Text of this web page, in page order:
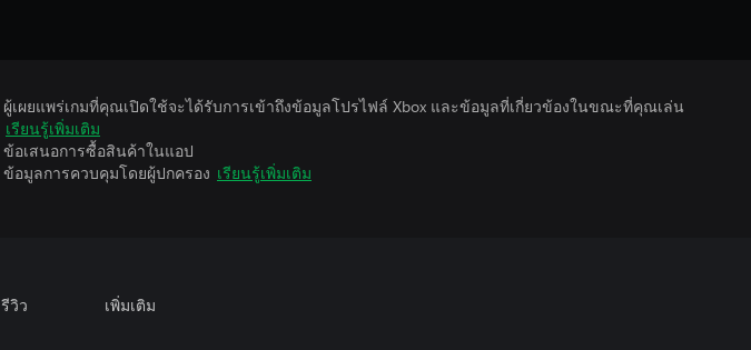
ผู้เผยแพร่เกมที่คุณเปิดใช้จะได้รับการเข้าถึงข้อมูลโปรไฟล์ Xbox และข้อมูลที่เกี่ยวข้องในขณะที่คุณเล่น
เรียนรู้เพิ่มเติม
ข้อเสนอการซื้อสินค้าในแอป
ข้อมูลการควบคุมโดยผู้ปกครอง เรียนรู้เพิ่มเติม
รีวิว เพิ่มเติม